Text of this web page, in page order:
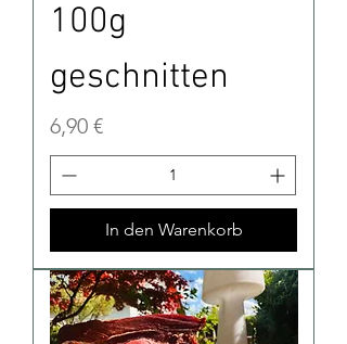
100g
geschnitten
Preis
6,90 €
In den Warenkorb